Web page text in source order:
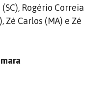
Rogério Correia
Zé Carlos (MA) e Zé